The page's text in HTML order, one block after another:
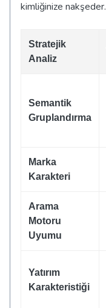
kimliğinize nakşeder.
Stratejik
Analiz
Semantik
Gruplandırma
Marka
Karakteri
Arama
Motoru
Uyumu
Yatırım
Karakteristiği